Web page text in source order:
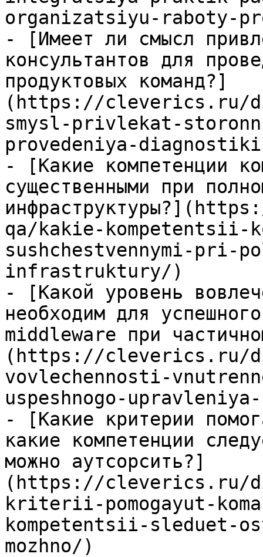
organizatsiyu-raboty-
- [Имеет ли смысл
консультантов для
продуктовых команд?]
(https://cleverics.ru/
smysl-privlekat-
provedeniya-
- [Какие компетенции
существенными при
qa/kakie-kompetentsii-
sushchestvennymi-pri-
infrastruktury/)
- [Какой уровень
необходим для
middleware при
(https://cleverics.ru/
vovlechennosti-
uspeshnogo-
- [Какие критерии
какие компетенции
можно аутсорсить?]
(https://cleverics.ru/
kriterii-pomogayut-
kompetentsii-sleduet-
mozhno/)